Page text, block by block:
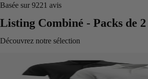
Basée sur 9221 avis
Listing Combiné - Packs de
Découvrez notre sélection